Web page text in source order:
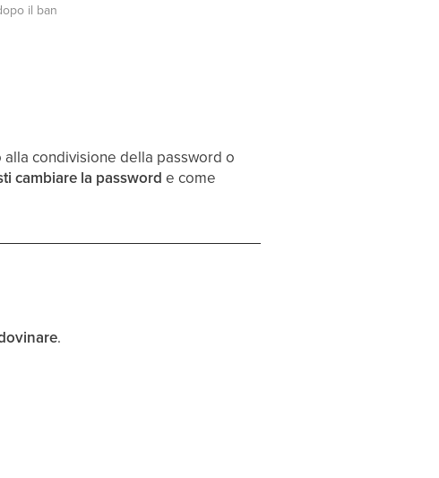
il ban
condivisione della password o
cambiare la password e come
.